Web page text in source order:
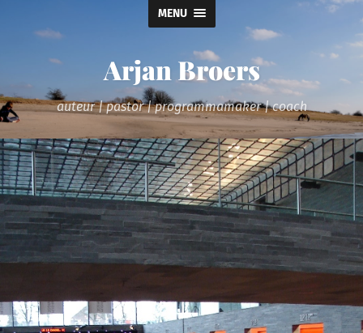
MENU
Arjan Broers
auteur | pastor | programmamaker | coach